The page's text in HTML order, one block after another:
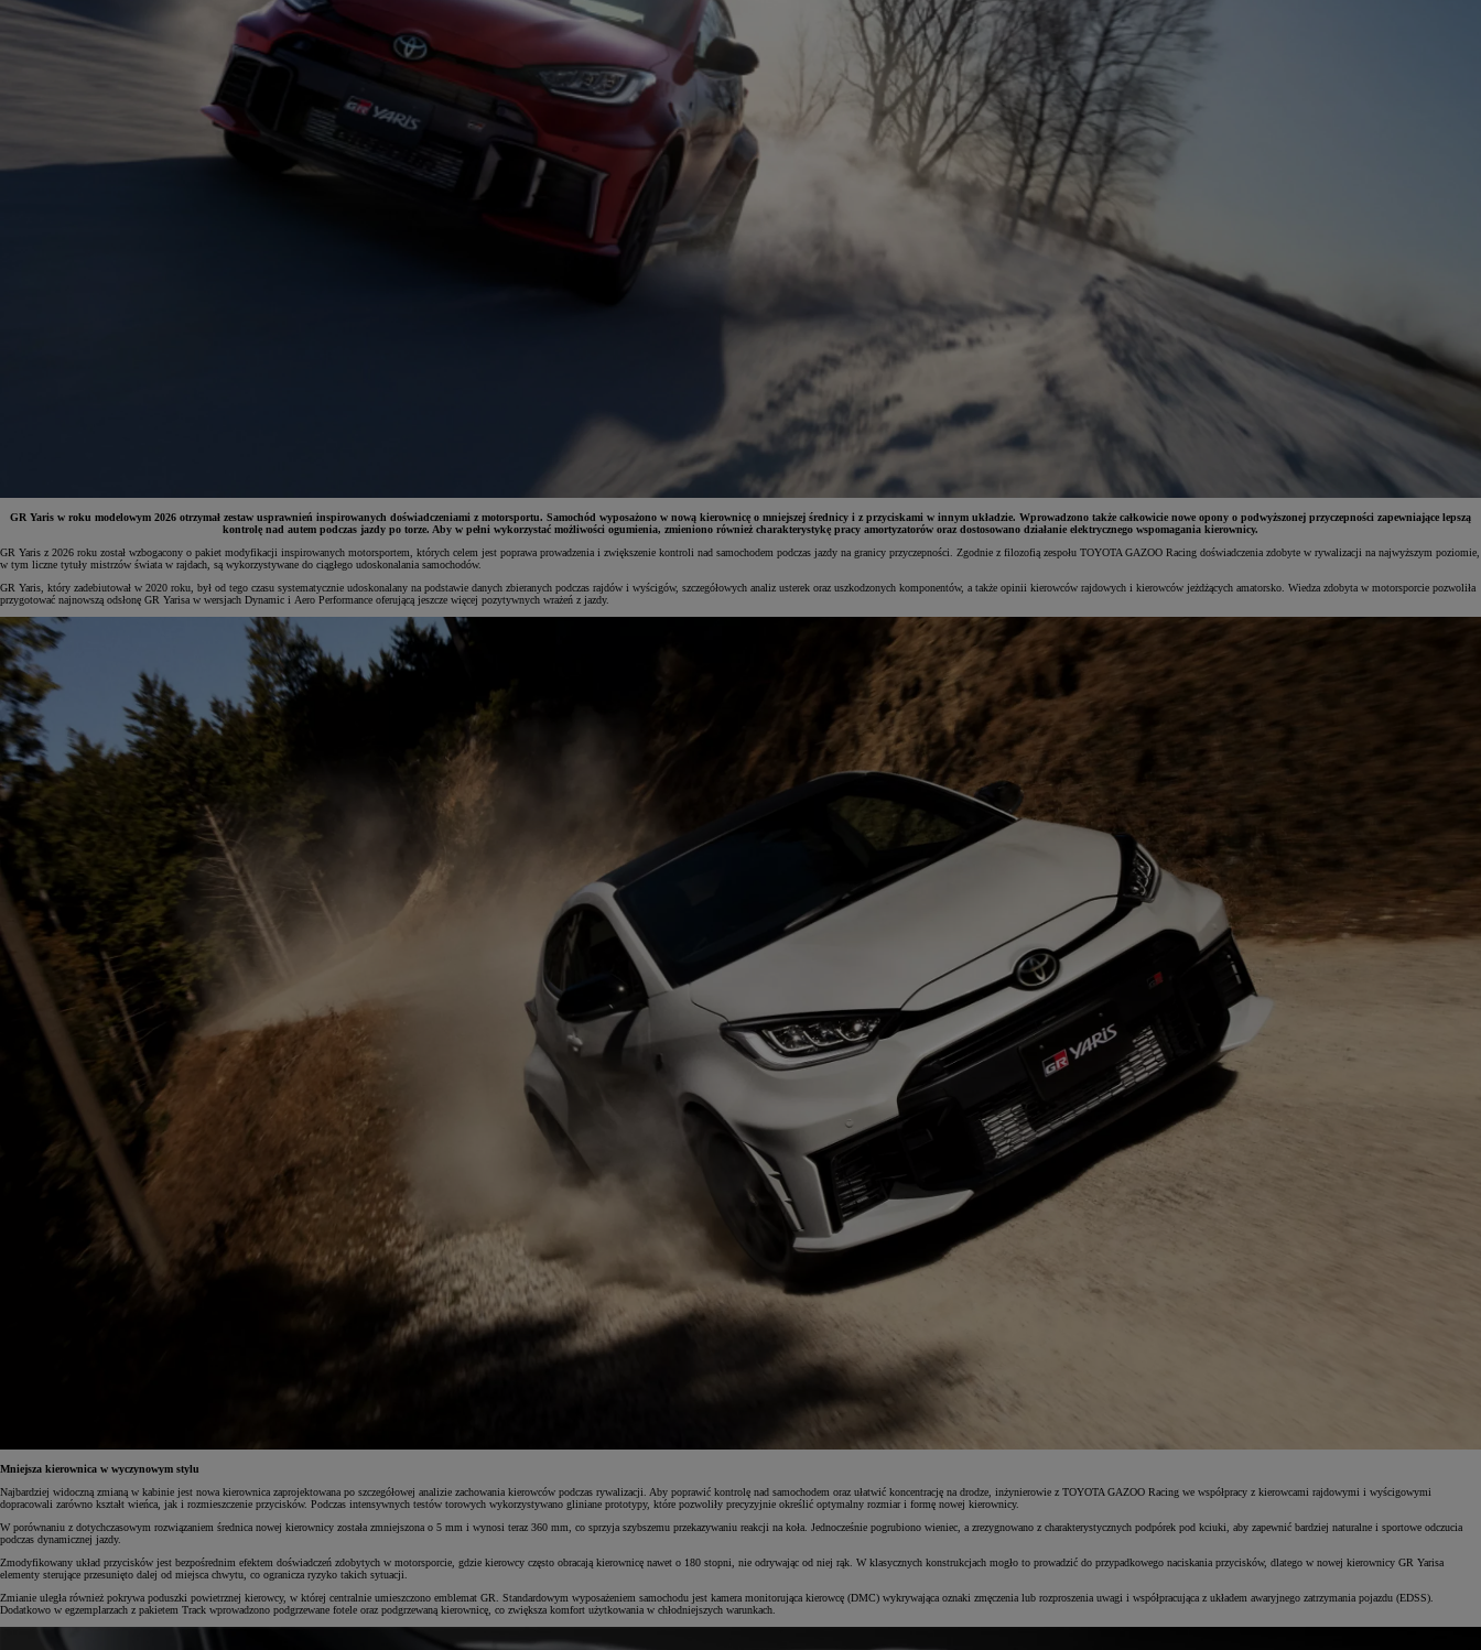
Yaris Cross
HYBRID
GR Yaris w roku modelowym 2026 otrzymał zestaw usprawnień inspirowanych doświadczeniami z motorsportu. Samochód wyposażono w nową kierownicę o mniejszej średnicy i z przyciskami w innym układzie. Wprowadzono także całkowicie nowe opony o podwyższonej przyczepności zapewniające lepszą
kontrolę nad autem podczas jazdy po torze. Aby w pełni wykorzystać możliwości ogumienia, zmieniono również charakterystykę pracy amortyzatorów oraz dostosowano działanie elektrycznego wspomagania kierownicy.
GR Yaris z 2026 roku został wzbogacony o pakiet modyfikacji inspirowanych motorsportem, których celem jest poprawa prowadzenia i zwiększenie kontroli nad samochodem podczas jazdy na granicy przyczepności. Zgodnie z filozofią zespołu TOYOTA GAZOO Racing doświadczenia zdobyte w rywalizacji na najwyższym poziomie,
w tym liczne tytuły mistrzów świata w rajdach, są wykorzystywane do ciągłego udoskonalania samochodów.
GR Yaris, który zadebiutował w 2020 roku, był od tego czasu systematycznie udoskonalany na podstawie danych zbieranych podczas rajdów i wyścigów, szczegółowych analiz usterek oraz uszkodzonych komponentów, a także opinii kierowców rajdowych i kierowców jeżdżących amatorsko. Wiedza zdobyta w motorsporcie pozwoliła
przygotować najnowszą odsłonę GR Yarisa w wersjach Dynamic i Aero Performance oferującą jeszcze więcej pozytywnych wrażeń z jazdy.
Mniejsza kierownica w wyczynowym stylu
Najbardziej widoczną zmianą w kabinie jest nowa kierownica zaprojektowana po szczegółowej analizie zachowania kierowców podczas rywalizacji. Aby poprawić kontrolę nad samochodem oraz ułatwić koncentrację na drodze, inżynierowie z TOYOTA GAZOO Racing we współpracy z kierowcami rajdowymi i wyścigowymi
dopracowali zarówno kształt wieńca, jak i rozmieszczenie przycisków. Podczas intensywnych testów torowych wykorzystywano gliniane prototypy, które pozwoliły precyzyjnie określić optymalny rozmiar i formę nowej kierownicy.
W porównaniu z dotychczasowym rozwiązaniem średnica nowej kierownicy została zmniejszona o 5 mm i wynosi teraz 360 mm, co sprzyja szybszemu przekazywaniu reakcji na koła. Jednocześnie pogrubiono wieniec, a zrezygnowano z charakterystycznych podpórek pod kciuki, aby zapewnić bardziej naturalne i sportowe odczucia
podczas dynamicznej jazdy.
Zmodyfikowany układ przycisków jest bezpośrednim efektem doświadczeń zdobytych w motorsporcie, gdzie kierowcy często obracają kierownicę nawet o 180 stopni, nie odrywając od niej rąk. W klasycznych konstrukcjach mogło to prowadzić do przypadkowego naciskania przycisków, dlatego w nowej kierownicy GR Yarisa
elementy sterujące przesunięto dalej od miejsca chwytu, co ogranicza ryzyko takich sytuacji.
Zmianie uległa również pokrywa poduszki powietrznej kierowcy, w której centralnie umieszczono emblemat GR. Standardowym wyposażeniem samochodu jest kamera monitorująca kierowcę (DMC) wykrywająca oznaki zmęczenia lub rozproszenia uwagi i współpracująca z układem awaryjnego zatrzymania pojazdu (EDSS).
Dodatkowo w egzemplarzach z pakietem Track wprowadzono podgrzewane fotele oraz podgrzewaną kierownicę, co zwiększa komfort użytkowania w chłodniejszych warunkach.